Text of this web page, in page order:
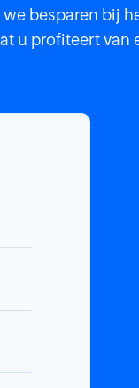
besparen bij
u profiteert van